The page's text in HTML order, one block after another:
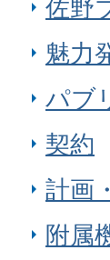
佐野
魅力
パブ
契約
計画
附属